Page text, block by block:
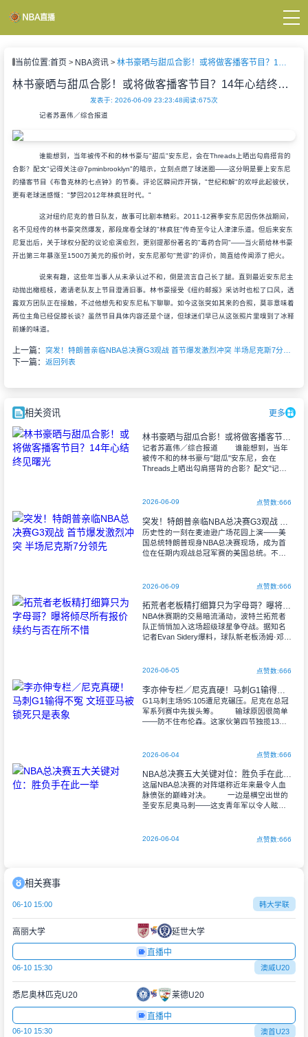
播
播
当前位置:首页 NBA资讯 林书豪晒与甜瓜合影！或将做客播客节目？14年心结终见曙光
林书豪晒与甜瓜合影！或将做客播客节目？14年心结终见曙光
发表于: 2026-06-09 23:23:48阅读:675次
记者苏嘉伟／综合报道
谁能想到，当年被传不和的林书豪与"甜瓜"安东尼，会在Threads上晒出勾肩搭背的
合影？配文"记得关注@7pminbrooklyn"的暗示，立刻点燃了球迷圈——这分明是要上安东尼
的播客节目《布鲁克林的七点钟》的节奏。评论区瞬间炸开锅，"世纪和解"的欢呼此起彼伏，
更有老球迷感慨："梦回2012年林疯狂时代。"
这对纽约尼克的昔日队友，故事可比剧本精彩。2011-12赛季安东尼因伤休战期间，
名不见经传的林书豪突然爆发，那段席卷全球的"林疯狂"传奇至今让人津津乐道。但后来安东
尼复出后，关于球权分配的议论愈演愈烈，更别提那份著名的"毒药合同"——当火箭给林书豪
开出第三年暴涨至1500万美元的报价时，安东尼那句"荒谬"的评价，简直给传闻添了把火。
说来有趣，这些年当事人从未承认过不和，倒是流言自己长了腿。直到最近安东尼主
动抛出橄榄枝，邀请老队友上节目澄清旧事。林书豪接受《纽约邮报》采访时也松了口风，透
露双方团队正在接触，不过他想先和安东尼私下聊聊。如今这张突如其来的合照，莫非意味着
两位主角已经促膝长谈？虽然节目具体内容还是个谜，但球迷们早已从这张照片里嗅到了冰释
前嫌的味道。
上一篇： 突发！特朗普亲临NBA总决赛G3观战 首节爆发激烈冲突 半场尼克斯7分领先
下一篇： 返回列表
相关资讯 更多
林书豪晒与甜瓜合影！或将做客播客节目？14年心结终见曙光
记者苏嘉伟／综合报道 谁能想到，当年
被传不和的林书豪与"甜瓜"安东尼，会在
Threads上晒出勾肩搭背的合影？配文"记得
2026-06-09 点赞数:666
历史性的一刻在麦迪逊广场花园上演——美
国总统特朗普现身NBA总决赛现场，成为首
位在任期内观战总冠军赛的美国总统。不过
队在
2026-06-09 点赞数:666
拓荒者老板精打细算只为字母哥？曝将倾尽所有报价 续约与否在所不惜
NBA休赛期的交易暗流涌动，波特兰拓荒者
队正悄悄加入这场超级球星争夺战。据知名
记者Evan Sidery爆料，球队新老板汤姆·邓顿
2026-06-05 点赞数:666
李亦伸专栏／尼克真硬！马刺G1输得不冤 文班亚马被锁死只是表象
G1马刺主场95:105遭尼克碾压。尼克在总冠
军系列赛中先拔头筹。 输球原因很简单
——防不住布伦森。这家伙第四节独揽13
2026-06-04 点赞数:666
NBA总决赛五大关键对位：胜负手在此一举
这届NBA总决赛的对阵堪称近年来最令人血
脉偾张的巅峰对决。 一边是横空出世的
圣安东尼奥马刺——这支青年军以令人眩晕
2026-06-04 点赞数:666
相关赛事
06-10 15:00 韩大学联
高丽大学 延世大学
直播中
06-10 15:30 澳威U20
悉尼奥林匹克U20 莱德U20
直播中
06-10 15:30 澳首U23